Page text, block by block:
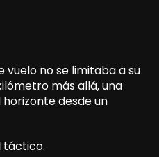
vuelo no se limitaba a su
más allá, una
desde un
táctico.